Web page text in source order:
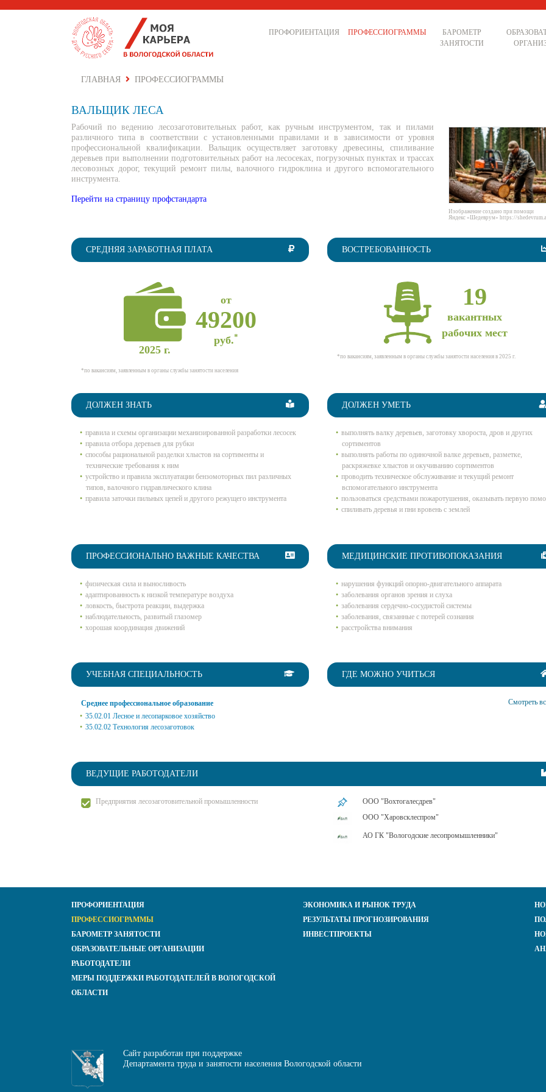
ПРОФОРИЕНТАЦИЯ ПРОФЕССИОГРАММЫ
БАРОМЕТР
ЗАНЯТОСТИ
ГЛАВНАЯ ПРОФЕССИОГРАММЫ
ВАЛЬЩИК ЛЕСА
Изображение создано при помощи
Яндекс «Шедеврум» https://
Рабочий по ведению лесозаготовительных работ, как ручным инструментом, так и пилами
различного типа в соответствии с установленными правилами и в зависимости от уровня
профессиональной квалификации. Вальщик осуществляет заготовку древесины, спиливание
деревьев при выполнении подготовительных работ на лесосеках, погрузочных пунктах и трассах
лесовозных дорог, текущий ремонт пилы, валочного гидроклина и другого вспомогательного
инструмента.
Перейти на страницу профстандарта
СРЕДНЯЯ ЗАРАБОТНАЯ ПЛАТА
2025 г.
от
49200
руб.*
*по вакансиям, заявленным в органы службы занятости населения
ВОСТРЕБОВАННОСТЬ
19
вакантных
рабочих мест
*по вакансиям, заявленным в органы службы занятости населения в 2025 г.
ДОЛЖЕН ЗНАТЬ
правила и схемы организации механизированной разработки лесосек
правила отбора деревьев для рубки
способы рациональной разделки хлыстов на сортименты и
технические требования к ним
устройство и правила эксплуатации бензомоторных пил различных
типов, валочного гидравлического клина
правила заточки пильных цепей и другого режущего инструмента
ДОЛЖЕН УМЕТЬ
выполнять валку деревьев, заготовку хвороста, дров и других
сортиментов
выполнять работы по одиночной валке деревьев, разметке,
раскряжевке хлыстов и окучиванию сортиментов
проводить техническое обслуживание и текущий ремонт
вспомогательного инструмента
пользоваться средствами пожаротушения, оказывать первую
спиливать деревья и пни вровень с землей
ПРОФЕССИОНАЛЬНО ВАЖНЫЕ КАЧЕСТВА
физическая сила и выносливость
адаптированность к низкой температуре воздуха
ловкость, быстрота реакции, выдержка
наблюдательность, развитый глазомер
хорошая координация движений
МЕДИЦИНСКИЕ ПРОТИВОПОКАЗАНИЯ
нарушения функций опорно-двигательного аппарата
заболевания органов зрения и слуха
заболевания сердечно-сосудистой системы
заболевания, связанные с потерей сознания
расстройства внимания
УЧЕБНАЯ СПЕЦИАЛЬНОСТЬ
Среднее профессиональное образование
35.02.01 Лесное и лесопарковое хозяйство
35.02.02 Технология лесозаготовок
ГДЕ МОЖНО УЧИТЬСЯ
Смотреть
ВЕДУЩИЕ РАБОТОДАТЕЛИ
Предприятия лесозаготовительной промышленности
ООО "Вохтогалесдрев"
ООО "Харовсклеспром"
АО ГК "Вологодские лесопромышленники"
ПРОФОРИЕНТАЦИЯ
ПРОФЕССИОГРАММЫ
БАРОМЕТР ЗАНЯТОСТИ
ОБРАЗОВАТЕЛЬНЫЕ ОРГАНИЗАЦИИ
РАБОТОДАТЕЛИ
МЕРЫ ПОДДЕРЖКИ РАБОТОДАТЕЛЕЙ В ВОЛОГОДСКОЙ
ОБЛАСТИ
ЭКОНОМИКА И РЫНОК ТРУДА
РЕЗУЛЬТАТЫ ПРОГНОЗИРОВАНИЯ
ИНВЕСТПРОЕКТЫ
Сайт разработан при поддержке
Департамента труда и занятости населения Вологодской области